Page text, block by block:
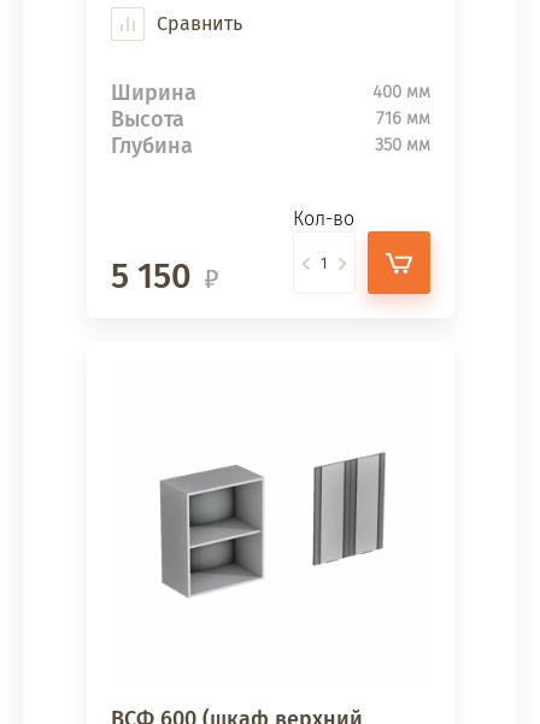
Сравнить
Ширина 400 мм
Высота 716 мм
Глубина 350 мм
5 150
Кол-во